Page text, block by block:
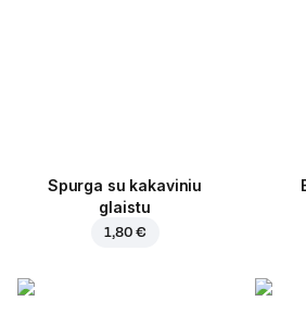
Spurga su kakaviniu
glaistu
1,80 €